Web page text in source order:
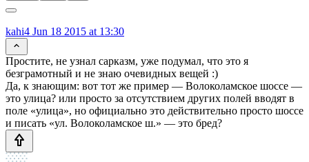
kahi4 Jun 18 2015 at 13:30
Простите, не узнал сарказм, уже подумал, что это я
безграмотный и не знаю очевидных вещей :)
Да, к знающим: вот тот же пример — Волоколамское шоссе —
это улица? или просто за отсутствием других полей вводят в
поле «улица», но официально это действительно просто шоссе
и писать «ул. Волоколамское ш.» — это бред?